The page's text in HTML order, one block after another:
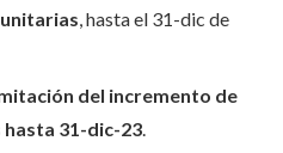
, hasta el 31-dic de
del incremento de
hasta 31-dic-23.